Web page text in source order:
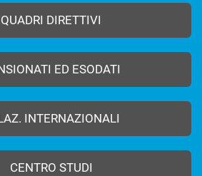
QUADRI DIRETTIVI
ED ESODATI
INTERNAZIONALI
CENTRO STUDI